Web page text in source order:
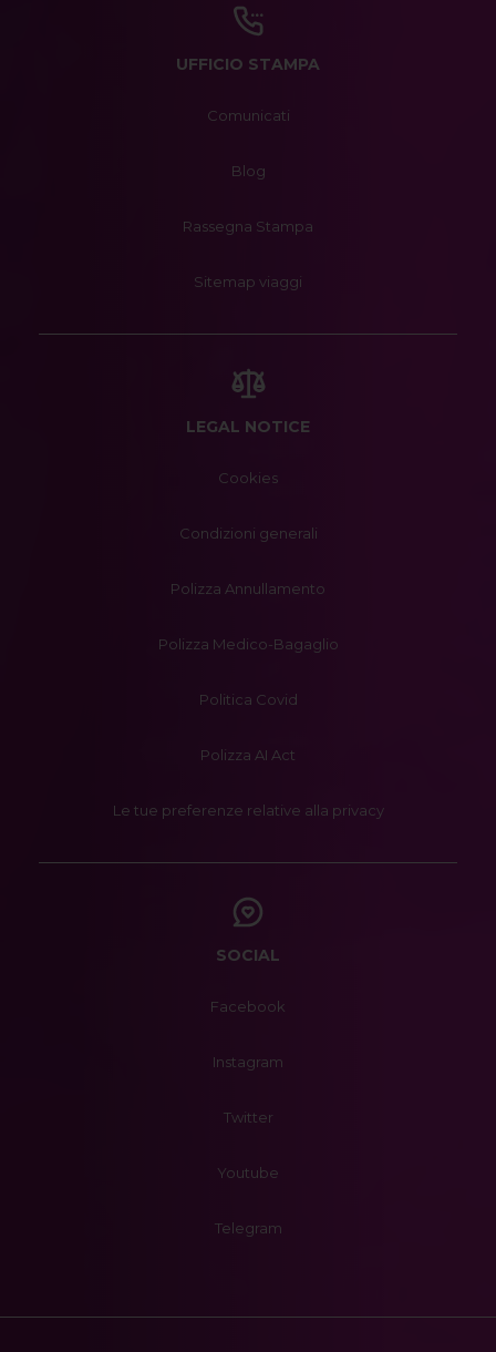
UFFICIO STAMPA
Comunicati
Blog
Rassegna Stampa
Sitemap viaggi
LEGAL NOTICE
Cookies
Condizioni generali
Polizza Annullamento
Polizza Medico-Bagaglio
Politica Covid
Polizza AI Act
Le tue preferenze relative alla privacy
SOCIAL
Facebook
Instagram
Twitter
Youtube
Telegram